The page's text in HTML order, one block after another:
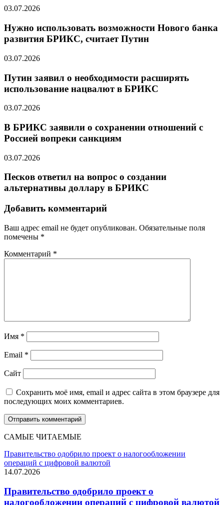
03.07.2026
Нужно использовать возможности Нового банка
развития БРИКС, считает Путин
03.07.2026
Путин заявил о необходимости расширять
использование нацвалют в БРИКС
03.07.2026
В БРИКС заявили о сохранении отношений с
Россией вопреки санкциям
03.07.2026
Песков ответил на вопрос о создании
альтернативы доллару в БРИКС
Добавить комментарий
Ваш адрес email не будет опубликован. Обязательные поля
помечены *
Комментарий *
Имя *
Email *
Сайт
Сохранить моё имя, email и адрес сайта в этом браузере для
последующих моих комментариев.
САМЫЕ ЧИТАЕМЫЕ
Правительство одобрило проект о налогообложении
операций с цифровой валютой
14.07.2026
Правительство одобрило проект о
налогообложении операций с цифровой валютой